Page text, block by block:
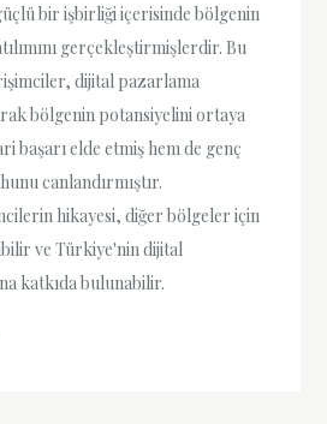
bir işbirliği içerisinde bölgenin
gerçekleştirmişlerdir. Bu
dijital pazarlama
bölgenin potansiyelini ortaya
başarı elde etmiş hem de genç
canlandırmıştır.
hikayesi, diğer bölgeler için
ve Türkiye'nin dijital
katkıda bulunabilir.